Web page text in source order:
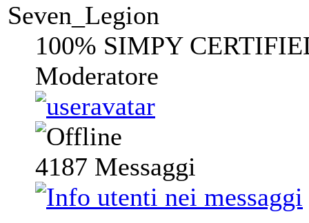
Seven_Legion
100% SIMPY
Moderatore
4187 Messaggi